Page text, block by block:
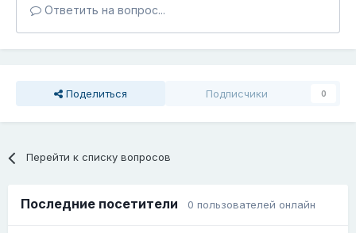
Ответить на вопрос...
Поделиться Подписчики 0
Перейти к списку вопросов
Последние посетители 0 пользователей онлайн